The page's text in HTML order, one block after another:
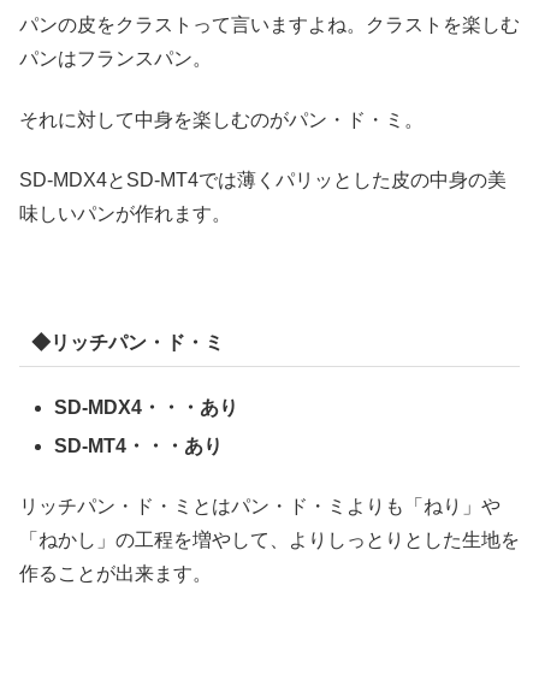
パンの皮をクラストって言いますよね。クラストを楽しむ
パンはフランスパン。
それに対して中身を楽しむのがパン・ド・ミ。
SD-MDX4とSD-MT4では薄くパリッとした皮の中身の美
味しいパンが作れます。
◆リッチパン・ド・ミ
SD-MDX4・・・あり
SD-MT4・・・あり
リッチパン・ド・ミとはパン・ド・ミよりも「ねり」や
「ねかし」の工程を増やして、よりしっとりとした生地を
作ることが出来ます。